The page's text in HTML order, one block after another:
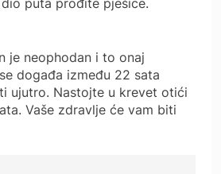
je neophodan i to onaj
događa između 22 sata
ujutro. Nastojte u krevet otići
Vaše zdravlje će vam biti